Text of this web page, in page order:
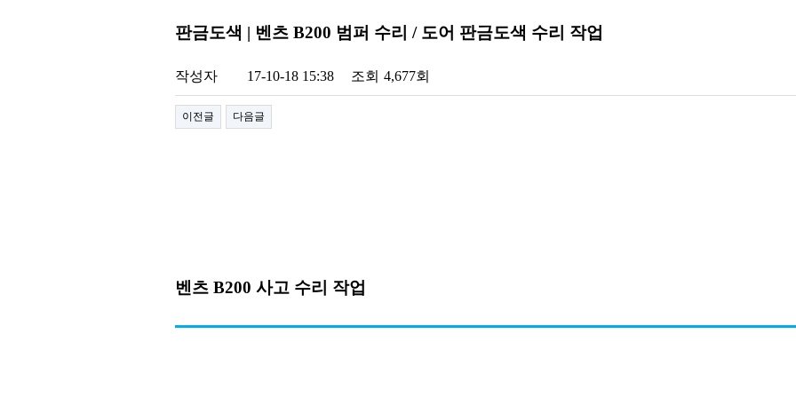
판금도색 | 벤츠 B200 범퍼 수리 / 도어 판금도색 수리 작업
작성자 17-10-18 15:38 조회 4,677회
이전글 다음글
벤츠 B200 사고 수리 작업